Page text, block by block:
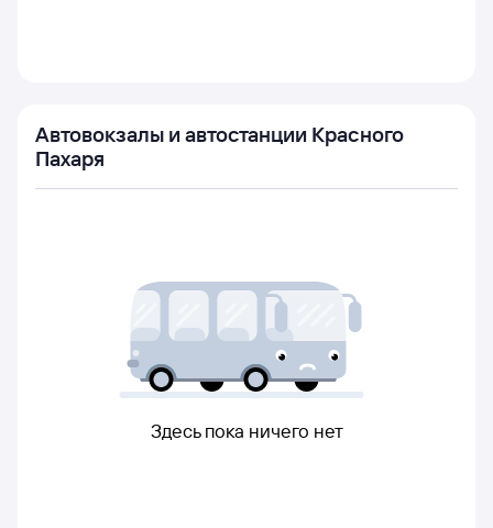
Автовокзалы и автостанции Красного
Пахаря
Здесь пока ничего нет